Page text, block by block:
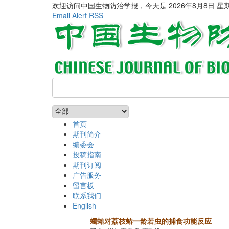
欢迎访问中国生物防治学报，今天是 2026年8月8日 星
Email Alert RSS
首页
期刊简介
编委会
投稿指南
期刊订阅
广告服务
留言板
联系我们
English
蠋蝽对荔枝蝽一龄若虫的捕食功能反应